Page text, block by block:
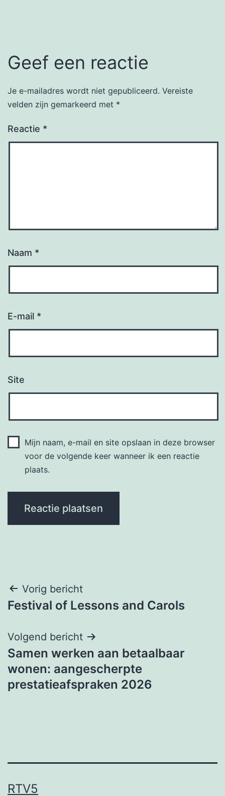
Geef een reactie
Je e-mailadres wordt niet gepubliceerd. Vereiste
velden zijn gemarkeerd met *
Reactie *
Naam *
E-mail *
Site
Mijn naam, e-mail en site opslaan in deze browser
voor de volgende keer wanneer ik een reactie
plaats.
Bericht
navigatie
Vorig bericht
Festival of Lessons and Carols
Volgend bericht
Samen werken aan betaalbaar
wonen: aangescherpte
prestatieafspraken 2026
RTV5